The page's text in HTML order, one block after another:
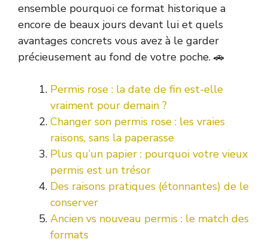
ensemble pourquoi ce format historique a
encore de beaux jours devant lui et quels
avantages concrets vous avez à le garder
précieusement au fond de votre poche. 🚗
Permis rose : la date de fin est-elle
vraiment pour demain ?
Changer son permis rose : les vraies
raisons, sans la paperasse
Plus qu’un papier : pourquoi votre vieux
permis est un trésor
Des raisons pratiques (étonnantes) de le
conserver
Ancien vs nouveau permis : le match des
formats